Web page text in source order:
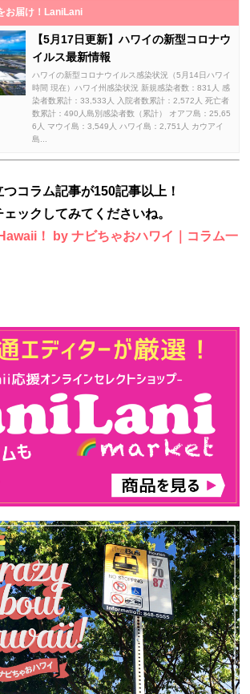
お届け！LaniLani
【5月17日更新】ハワイの新型コロナウ
イルス最新情報
ハワイの新型コロナウイルス感染状況（5月14日ハワイ
時間 現在）ハワイ州感染状況 新規感染者数：831人 感
染者数累計：33,533人 入院者数累計：2,572人 死亡者
数累計：490人島別感染者数（累計） オアフ島：25,65
6人 マウイ島：3,549人 ハワイ島：2,751人 カウアイ
島...
コラム記事が150記事以上！
ックしてみてくださいね。
！ by ナビちゃおハワイ｜コラム一